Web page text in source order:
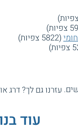
(5822 צפיות)
עזרנו גם לך? דרג
עוד